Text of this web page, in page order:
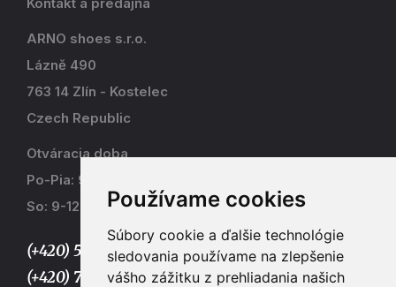
Používame cookies
Súbory cookie a ďalšie technológie
sledovania používame na zlepšenie
vášho zážitku z prehliadania našich
ARNO shoes s.r.o.
Lázně 490
763 14 Zlín - Kostelec
Czech Republic
Otváracia doba
Po-Pia: 9-17
So: 9-12
(+420) 577 915 036,
(+420) 773 667 390